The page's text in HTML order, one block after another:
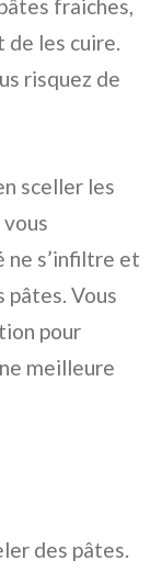
fraiches,
de les cuire.
risquez de
sceller les
ne s’infiltre et
Vous
pour
meilleure
des pâtes.